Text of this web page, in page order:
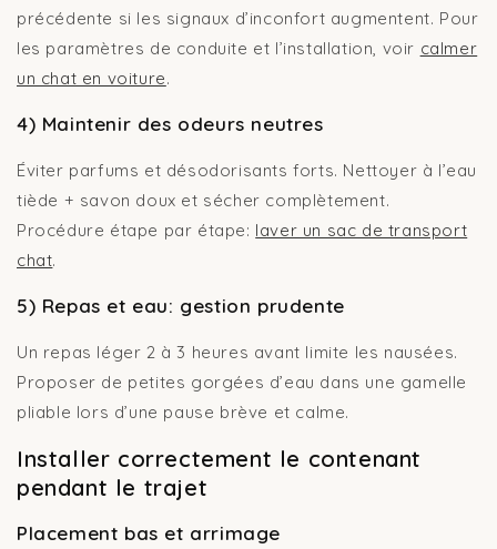
précédente si les signaux d’inconfort augmentent. Pour
les paramètres de conduite et l’installation, voir calmer
un chat en voiture.
4) Maintenir des odeurs neutres
Éviter parfums et désodorisants forts. Nettoyer à l’eau
tiède + savon doux et sécher complètement.
Procédure étape par étape: laver un sac de transport
chat.
5) Repas et eau: gestion prudente
Un repas léger 2 à 3 heures avant limite les nausées.
Proposer de petites gorgées d’eau dans une gamelle
pliable lors d’une pause brève et calme.
Installer correctement le contenant
pendant le trajet
Placement bas et arrimage